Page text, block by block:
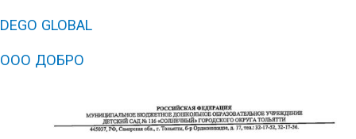
DEGO GLOBAL
ООО ДОБРО